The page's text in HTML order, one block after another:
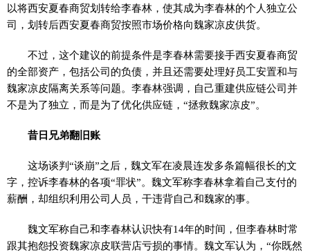
以将西安夏春商贸划转给李春林，使其成为李春林的个人独立公
司，划转后西安夏春商贸按照市场价格向魏家凉皮供货。
不过，这个建议的前提条件是李春林需要接手西安夏春商贸
的全部资产，包括公司的负债，并且还需要处理好员工安置和与
魏家凉皮隔离关系等问题。李春林强调，自己重建供应链公司并
不是为了独立，而是为了优化供应链，“拯救魏家凉皮”。
昔日兄弟翻旧账
这场谈判“谈崩”之后，魏文军在凌晨连发多条篇幅很长的文
字，控诉李春林的各项“罪状”。魏文军称李春林拿着自己支付的
薪酬，却组织利用公司人员，干违背自己和魏家的事。
魏文军称自己和李春林认识快有14年的时间，但李春林时常
跟其抱怨投资魏家凉皮联营店亏损的事情。魏文军认为，“你既然